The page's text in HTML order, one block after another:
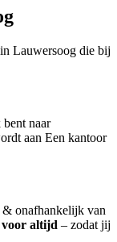
Lauwersoog die bij
naar
aan Een kantoor
& onafhankelijk van
voor altijd – zodat jij